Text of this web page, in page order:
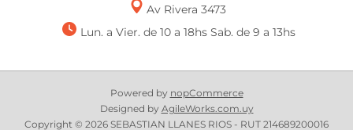
Av Rivera 3473
Lun. a Vier. de 10 a 18hs Sab. de 9 a 13hs
Powered by nopCommerce
Designed by AgileWorks.com.uy
Copyright © 2026 SEBASTIAN LLANES RIOS - RUT 214689200016